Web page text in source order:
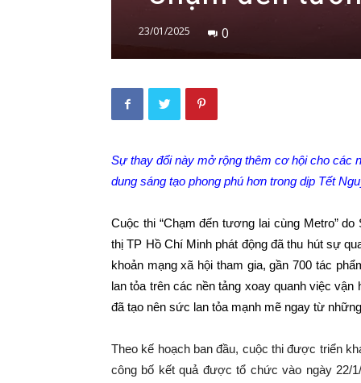
23/01/2025 0
Sự thay đổi này mở rộng thêm cơ hội cho các
dung sáng tạo phong phú hơn trong dịp Tết
Cuộc thi “Chạm đến tương lai cùng Metro”
thị TP Hồ Chí Minh phát động đã thu hút sự
khoản mạng xã hội tham gia, gần 700 tác
lan tỏa trên các nền tảng xoay quanh việc
đã tạo nên sức lan tỏa mạnh mẽ ngay từ
Theo kế hoạch ban đầu, cuộc thi được triển
công bố kết quả được tổ chức vào ngày 22/